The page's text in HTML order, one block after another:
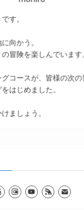
す。
向かう。
冒険を楽しんでいます
コースが、皆様の次の
はじめました。
ましょう。